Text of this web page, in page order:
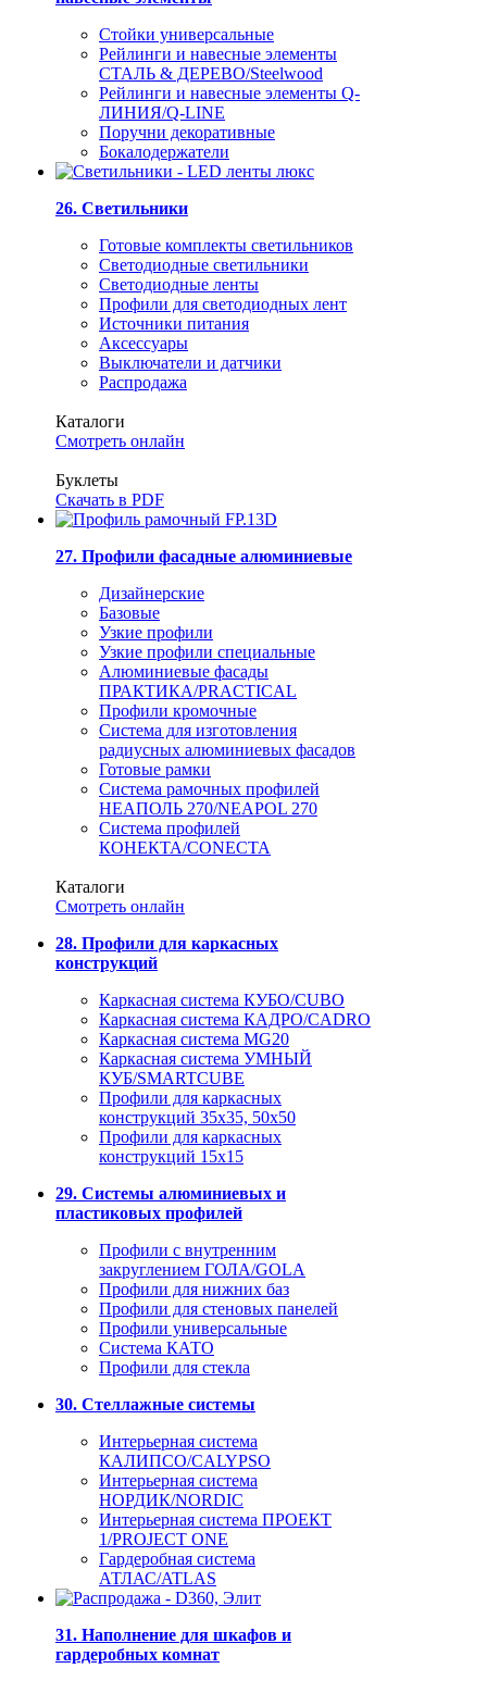
Стойки универсальные
Рейлинги и навесные элементы
СТАЛЬ & ДЕРЕВО/Steelwood
Рейлинги и навесные элементы Q-
ЛИНИЯ/Q-LINE
Поручни декоративные
Бокалодержатели
26. Светильники
Готовые комплекты светильников
Светодиодные светильники
Светодиодные ленты
Профили для светодиодных лент
Источники питания
Аксессуары
Выключатели и датчики
Распродажа
Каталоги
Смотреть онлайн
Буклеты
Скачать в PDF
27. Профили фасадные алюминиевые
Дизайнерские
Базовые
Узкие профили
Узкие профили специальные
Алюминиевые фасады
ПРАКТИКА/PRACTICAL
Профили кромочные
Система для изготовления
радиусных алюминиевых фасадов
Готовые рамки
Система рамочных профилей
НЕАПОЛЬ 270/NEAPOL 270
Система профилей
КОНЕКТА/CONECTA
Каталоги
Смотреть онлайн
28. Профили для каркасных
конструкций
Каркасная система КУБО/CUBO
Каркасная система КАДРО/CADRO
Каркасная система MG20
Каркасная система УМНЫЙ
КУБ/SMARTCUBE
Профили для каркасных
конструкций 35x35, 50x50
Профили для каркасных
конструкций 15х15
29. Системы алюминиевых и
пластиковых профилей
Профили с внутренним
закруглением ГОЛА/GOLA
Профили для нижних баз
Профили для стеновых панелей
Профили универсальные
Система КАТО
Профили для стекла
30. Стеллажные системы
Интерьерная система
КАЛИПСО/CALYPSO
Интерьерная система
НОРДИК/NORDIC
Интерьерная система ПРОЕКТ
1/PROJECT ONE
Гардеробная система
АТЛАС/ATLAS
31. Наполнение для шкафов и
гардеробных комнат